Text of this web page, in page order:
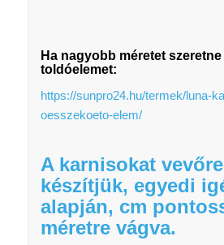
Ha nagyobb méretet
toldóelemet:
https://sunpro24.hu/termek/luna-
oesszekoeto-elem/
A karnisokat
készítjük, egyedi
alapján, cm
méretre vágva.